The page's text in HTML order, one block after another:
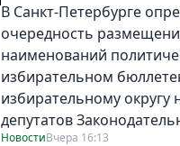
Фото "Metro"
В Санкт-Петербурге
очередность
наименований
избирательном
избирательному округу
депутатов
НовостиВчера 16:13